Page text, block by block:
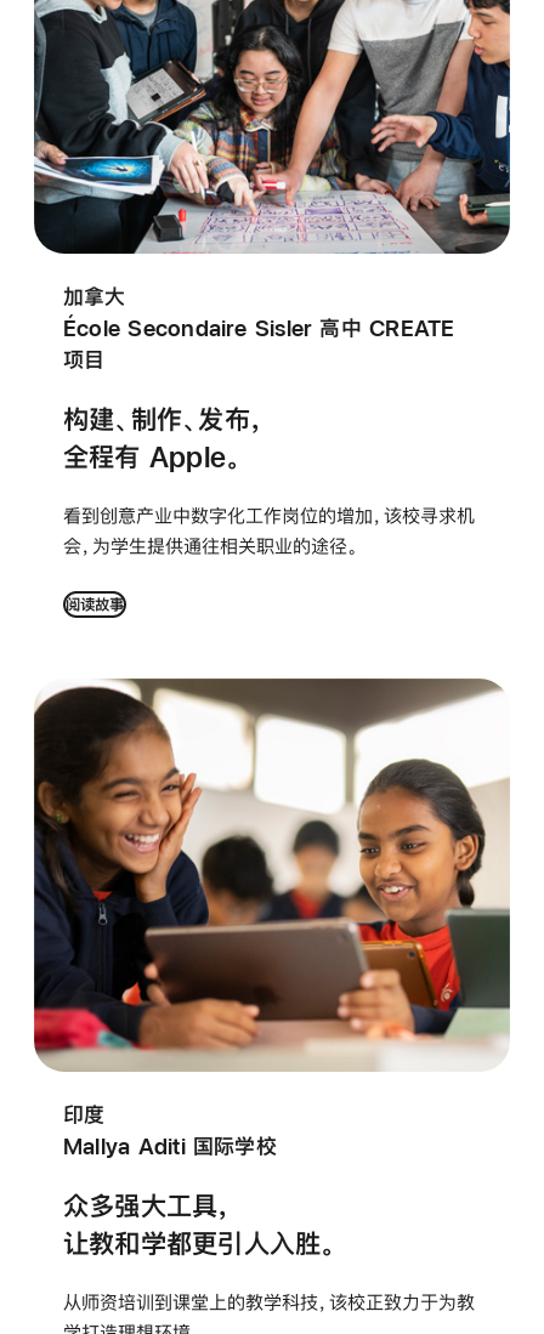
加拿大
École Secondaire Sisler 高中 CREATE
项目
构建、制作、发布，
全程有 Apple。
看到创意产业中数字化工作岗位的增加， 该校寻求机
会，为学生提供通往相关职业的途径。
阅读故事
印度
Mallya Aditi 国际学校
众多强大工具，
让教和学都更引人入胜。
从师资培训到课堂上的教学科技，该校正致力于为教